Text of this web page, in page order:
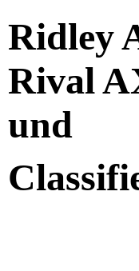
Ridley
Rival
und